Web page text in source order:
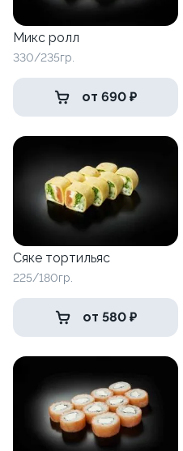
Микс ролл
330/235гр.
от 690 ₽
Сяке тортильяс
225/180гр.
от 580 ₽